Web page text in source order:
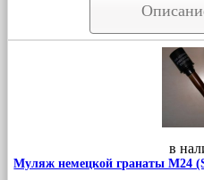
в
Муляж немецкой гранаты М24